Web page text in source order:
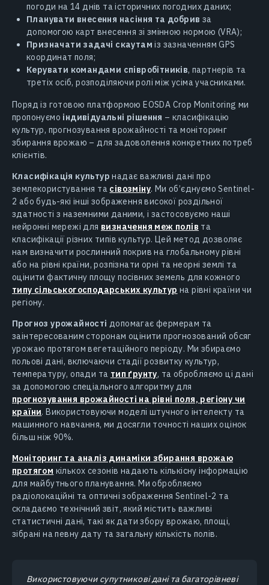
погоди на 14 днів та історичних погодних даних;
Планувати внесення насіння та добрив за
допомогою карт внесення зі змінною нормою (VRA);
Призначати задачі скаутам із зазначенням GPS
координат поля;
Керувати командами співробітників, партнерів та
третіх осіб, розподіляючи ролі між усіма учасниками.
Поряд із готовою платформою EOSDA Crop Monitoring ми
пропонуємо індивідуальні рішення – класифікацію
культур, прогнозування врожайності та моніторинг
збирання врожаю – для задоволення конкретних потреб
клієнтів.
Класифікація культур надає важливі дані про
землекористування та сівозміну. Ми об’єднуємо Sentinel-
2 або будь-які інші зображення високої роздільної
здатності з наземними даними, і застосовуємо наші
нейронні мережі для визначення меж полів та
класифікації різних типів культур. Цей метод дозволяє
нам визначити рослинний покрив на глобальному рівні
або на рівні країни, розпізнати орні та неорні землі та
оцінити фактичну площу посівних земель для кожного
типу сільськогосподарських культур на рівні країни чи
регіону.
Прогноз урожайності допомагає фермерам та
заінтересованим сторонам оцінити прогнозований обсяг
урожаю протягом вегетаційного періоду. Ми збираємо
польові дані, включаючи стадії розвитку культур,
температуру, опади та тип ґрунту, та обробляємо ці дані
за допомогою спеціального алгоритму для
прогнозування врожайності на рівні поля, регіону чи
країни. Використовуючи моделі штучного інтелекту та
машинного навчання, ми досягли точності наших оцінок
більш ніж 90%.
Моніторинг та аналіз динаміки збирання врожаю
протягом кількох сезонів надають кількісну інформацію
для майбутнього планування. Ми обробляємо
радіолокаційні та оптичні зображення Sentinel-2 та
складаємо технічний звіт, який містить важливі
статистичні дані, такі як дати збору врожаю, площі,
зібрані на певну дату та загальну кількість полів.
Використовуючи супутникові дані та багаторівневі